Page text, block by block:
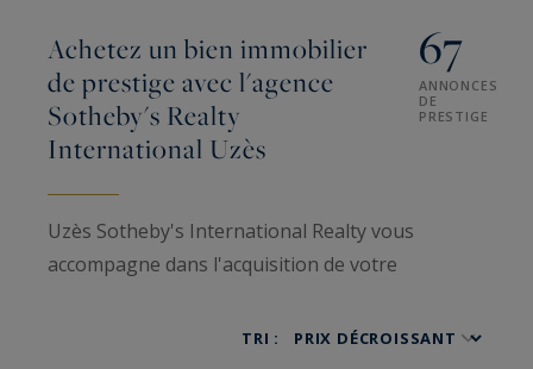
Achetez un bien immobilier
de prestige avec l'agence
Sotheby's Realty
International Uzès
67
ANNONCES
DE
PRESTIGE
Uzès Sotheby's International Realty vous
accompagne dans l'acquisition de votre
gardoise. Notre portefeuille exclusif présente 70
TRI :